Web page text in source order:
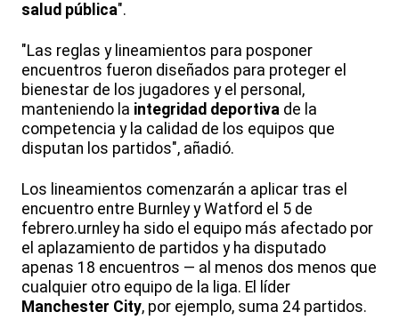
salud pública".
"Las reglas y lineamientos para posponer
encuentros fueron diseñados para proteger el
bienestar de los jugadores y el personal,
manteniendo la integridad deportiva de la
competencia y la calidad de los equipos que
disputan los partidos", añadió.
Los lineamientos comenzarán a aplicar tras el
encuentro entre Burnley y Watford el 5 de
febrero.urnley ha sido el equipo más afectado por
el aplazamiento de partidos y ha disputado
apenas 18 encuentros — al menos dos menos que
cualquier otro equipo de la liga. El líder
Manchester City, por ejemplo, suma 24 partidos.